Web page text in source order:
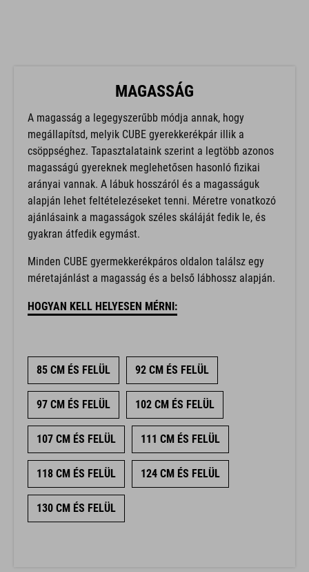
MAGASSÁG
A magasság a legegyszerűbb módja annak, hogy
megállapítsd, melyik CUBE gyerekkerékpár illik a
csöppséghez. Tapasztalataink szerint a legtöbb azonos
magasságú gyereknek meglehetősen hasonló fizikai
arányai vannak. A lábuk hosszáról és a magasságuk
alapján lehet feltételezéseket tenni. Méretre vonatkozó
ajánlásaink a magasságok széles skáláját fedik le, és
gyakran átfedik egymást.
Minden CUBE gyermekkerékpáros oldalon találsz egy
méretajánlást a magasság és a belső lábhossz alapján.
HOGYAN KELL HELYESEN MÉRNI:
85 CM ÉS FELÜL 92 CM ÉS FELÜL
97 CM ÉS FELÜL 102 CM ÉS FELÜL
107 CM ÉS FELÜL 111 CM ÉS FELÜL
118 CM ÉS FELÜL 124 CM ÉS FELÜL
130 CM ÉS FELÜL